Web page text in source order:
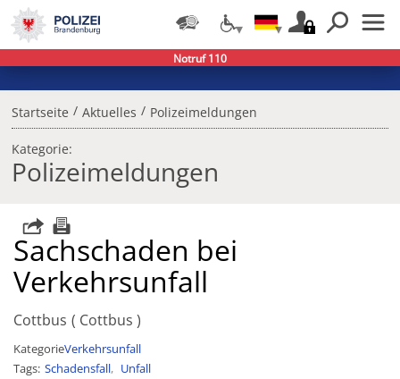
Startseite / Aktuelles / Polizeimeldungen
Kategorie:
Polizeimeldungen
Sachschaden bei
Verkehrsunfall
Cottbus Cottbus
KategorieVerkehrsunfall
Tags Schadensfall
Unfall
Notruf 110